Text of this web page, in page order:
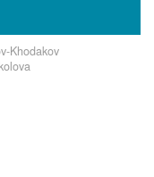
Khodakov